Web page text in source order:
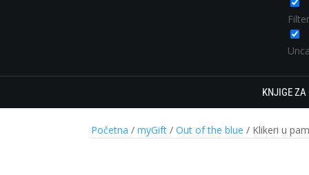
KNJIGE ZA
Početna / myGift / Out of the blue / Klikeri u